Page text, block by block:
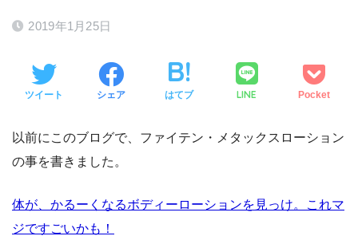
2019年1月25日
ツイート シェア はてブ LINE Pocket
以前にこのブログで、ファイテン・メタックスローション
の事を書きました。
体が、かるーくなるボディーローションを見っけ。これマ
ジですごいかも！